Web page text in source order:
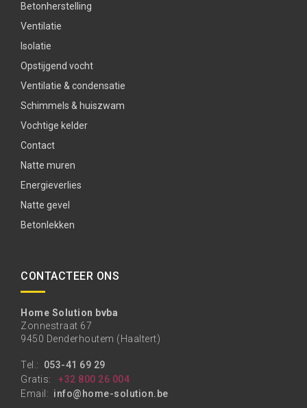
Betonherstelling
Ventilatie
Isolatie
Opstijgend vocht
Ventilatie & condensatie
Schimmels & huiszwam
Vochtige kelder
Contact
Natte muren
Energieverlies
Natte gevel
Betonlekken
CONTACTEER ONS
Home Solution bvba
Zonnestraat 67
9450 Denderhoutem (Haaltert)
Tel.: 053-41 69 29
Gratis:
+32 800 26 004
Email: info@home-solution.be